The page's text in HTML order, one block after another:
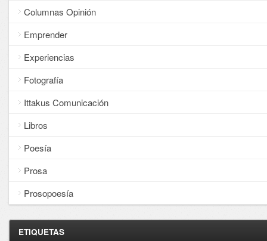
Columnas Opinión
Emprender
Experiencias
Fotografía
Ittakus Comunicación
Libros
Poesía
Prosa
Prosopoesía
ETIQUETAS